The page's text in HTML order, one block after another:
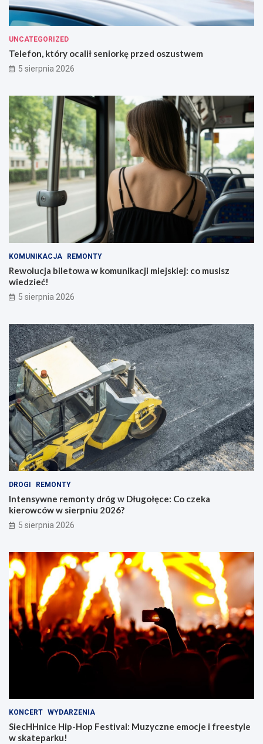
UNCATEGORIZED
Telefon, który ocalił seniorkę przed oszustwem
5 sierpnia 2026
KOMUNIKACJA REMONTY
Rewolucja biletowa w komunikacji miejskiej: co musisz
wiedzieć!
5 sierpnia 2026
DROGI REMONTY
Intensywne remonty dróg w Długołęce: Co czeka
kierowców w sierpniu 2026?
5 sierpnia 2026
KONCERT WYDARZENIA
SiecHHnice Hip-Hop Festival: Muzyczne emocje i freestyle
w skateparku!